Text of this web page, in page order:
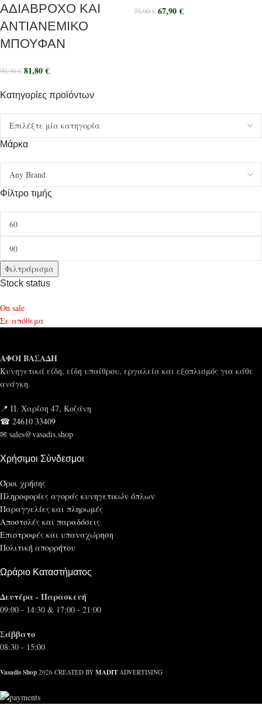
Κατηγορίες προϊόντων
Μάρκα
Φίλτρο τιμής
Φιλτράρισμα
Stock status
On sale
Σε απόθεμα
ΑΔΙΑΒΡΟΧΟ ΚΑΙ
ΑΝΤΙΑΝΕΜΙΚΟ
ΜΠΟΥΦΑΝ
90,90€ 81,80€
75,90€ 67,90€
ΑΦΟΙ ΒΑΣΑΔΗ
Κυνηγετικά είδη, είδη υπαίθρου, εργαλεία και εξοπλισμός για κάθε
ανάγκη.
📍 Π. Χαρίση 47, Κοζάνη
☎ 24610 33409
✉ sales@vasadis.shop
Χρήσιμοι Σύνδεσμοι
Όροι χρήσης
Πληροφορίες αγοράς κυνηγετικών όπλων
Παραγγελίες και πληρωμές
Αποστολές και παραδόσεις
Επιστροφές και υπαναχώρηση
Πολιτική απορρήτου
Ωράριο Καταστήματος
Δευτέρα - Παρασκευή
09:00 - 14:30 & 17:00 - 21:00
Σάββατο
08:30 - 15:00
Vasadis Shop 2026 CREATED BY MADIT ADVERTISING